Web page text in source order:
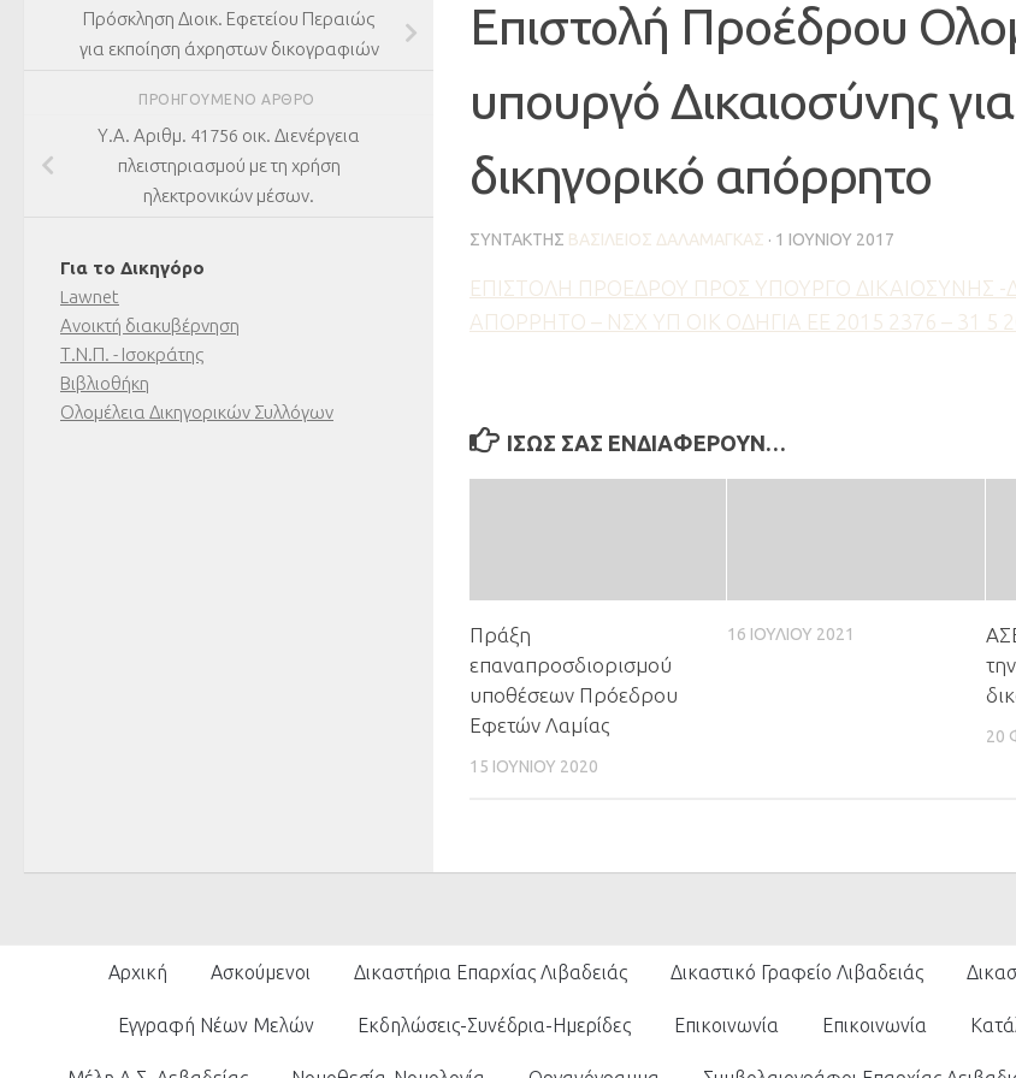
Επιστολή Προέδρου
υπουργό Δικαιοσύνης για
δικηγορικό απόρρητο
ΣΥΝΤΆΚΤΗΣ ΒΑΣΊΛΕΙΟΣ ΔΑΛΑΜΆΓΚΑΣ · 1 ΙΟΥΝΊΟΥ 2017
ΕΠΙΣΤΟΛΗ ΠΡΟΕΔΡΟΥ ΠΡΟΣ ΥΠΟΥΡΓΟ ΔΙΚΑΙΟΣΥΝΗΣ -
ΑΠΟΡΡΗΤΟ – ΝΣΧ ΥΠ ΟΙΚ ΟΔΗΓΙΑ ΕΕ 2015 2376 – 31 5
ΊΣΩΣ ΣΑΣ ΕΝΔΙΑΦΈΡΟΥΝ…
Πράξη
επαναπροσδιορισμού
υποθέσεων Πρόεδρου
Εφετών Λαμίας
15 ΙΟΥΝΊΟΥ 2020
16 ΙΟΥΛΊΟΥ 2021
20
Πρόσκληση Διοικ. Εφετείου Περαιώς
για εκποίηση άχρηστων δικογραφιών
ΠΡΟΗΓΟΎΜΕΝΟ ΆΡΘΡΟ
Υ.Α. Αριθμ. 41756 οικ. Διενέργεια
πλειστηριασμού με τη χρήση
ηλεκτρονικών μέσων.
Για το Δικηγόρο
Lawnet
Ανοικτή διακυβέρνηση
Τ.Ν.Π. - Ισοκράτης
Βιβλιοθήκη
Ολομέλεια Δικηγορικών Συλλόγων
Αρχική Ασκούμενοι Δικαστήρια Επαρχίας Λιβαδειάς Δικαστικό Γραφείο Λιβαδειάς
Εγγραφή Νέων Μελών Εκδηλώσεις-Συνέδρια-Ημερίδες Επικοινωνία Επικοινωνία